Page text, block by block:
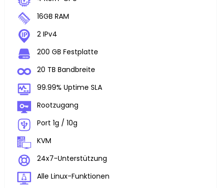
16GB RAM
2 IPv4
200 GB Festplatte
20 TB Bandbreite
99.99% Uptime SLA
Rootzugang
Port 1g / 10g
KVM
24x7-Unterstützung
Alle Linux-Funktionen